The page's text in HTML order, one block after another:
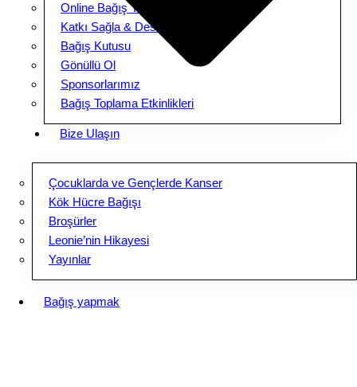
Online Bağış Yap
Katkı Sağla & Destek Ol
Bağış Kutusu
Gönüllü Ol
Sponsorlarımız
Bağış Toplama Etkinlikleri
Bize Ulaşın
Çocuklarda ve Gençlerde Kanser
Kök Hücre Bağışı
Broşürler
Leonie’nin Hikayesi
Yayınlar
Bağış yapmak